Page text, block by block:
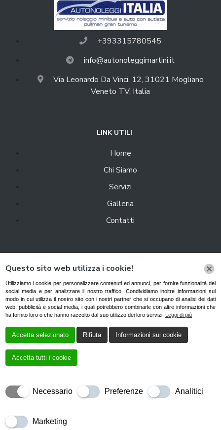
+393315780545
info@autonoleggimartini.it
Via Leonardo Da Vinci, 12, 31021 Mogliano
Veneto TV, Italia
LINK UTILI
Home
Chi Siamo
Servizi
Galleria
Contatti
solidissima reputazione grazie alla qualità del lavoro svolto,
Autonoleggi Italia S.r.l. rappresenta da anni un’attività fra le
più note del nord Italia.
© 2022 Autonoleggi Italia Srl – P. IVA 04037250265 | Tutti i diritti
Questo sito web utilizza i cookie!
Utilizziamo i cookie per personalizzare contenuti ed annunci, per fornire funzionalità dei
social media e per analizzare il nostro traffico. Condividiamo inoltre informazioni sul
modo in cui utilizza il nostro sito con i nostri partner che si occupano di analisi dei dati
web, pubblicità e social media, i quali potrebbero combinarle con altre informazioni che
ha fornito loro o che hanno raccolto dal suo utilizzo dei loro servizi. Leggi di più
Accetta selezionato Rifiuta Informazioni sui cookie
Accetta tutti i cookie
Necessario Preferenze Analitici
Marketing